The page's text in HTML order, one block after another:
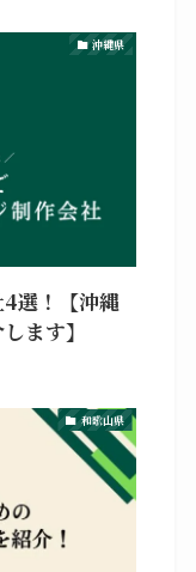
沖縄県
選！【沖縄
ます】
和歌山県